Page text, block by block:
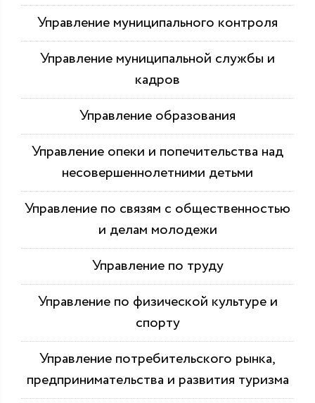
Управление муниципального контроля
Управление муниципальной службы и
кадров
Управление образования
Управление опеки и попечительства над
несовершеннолетними детьми
Управление по связям с общественностью
и делам молодежи
Управление по труду
Управление по физической культуре и
спорту
Управление потребительского рынка,
предпринимательства и развития туризма